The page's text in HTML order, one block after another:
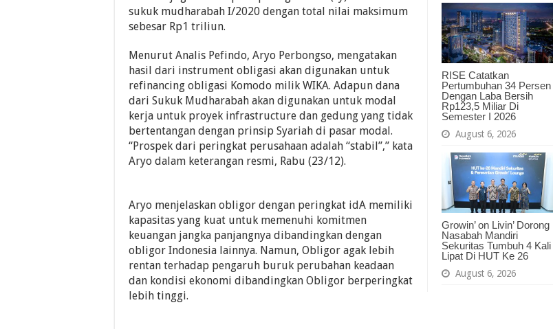
RISE Catatkan
Pertumbuhan 34 Persen
Dengan Laba Bersih
Rp123,5 Miliar Di
Semester I 2026
August 6, 2026
Growin’ on Livin’ Dorong
Nasabah Mandiri
Sekuritas Tumbuh 4 Kali
Lipat Di HUT Ke 26
August 6, 2026
sukuk mudharabah I/2020 dengan total nilai maksimum
sebesar Rp1 triliun.
Menurut Analis Pefindo, Aryo Perbongso, mengatakan
hasil dari instrument obligasi akan digunakan untuk
refinancing obligasi Komodo milik WIKA. Adapun dana
dari Sukuk Mudharabah akan digunakan untuk modal
kerja untuk proyek infrastructure dan gedung yang tidak
bertentangan dengan prinsip Syariah di pasar modal.
“Prospek dari peringkat perusahaan adalah “stabil”,” kata
Aryo dalam keterangan resmi, Rabu (23/12).
Aryo menjelaskan obligor dengan peringkat idA memiliki
kapasitas yang kuat untuk memenuhi komitmen
keuangan jangka panjangnya dibandingkan dengan
obligor Indonesia lainnya. Namun, Obligor agak lebih
rentan terhadap pengaruh buruk perubahan keadaan
dan kondisi ekonomi dibandingkan Obligor berperingkat
lebih tinggi.